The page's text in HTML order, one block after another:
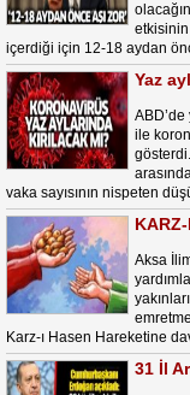
içerdiği için 12-18 aydan
Yaz
ABD’de
ile
vaka sayısının nispeten
Aksa
Karz-ı Hasen Hareketine
31 İl